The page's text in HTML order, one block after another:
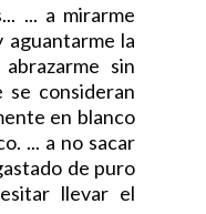
... a mirarme
aguantarme la
sin
se consideran
en blanco
... a no sacar
de puro
llevar el